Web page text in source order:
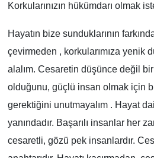
Korkularınızın hükümdarı olmak
Hayatın bize sunduklarının
çevirmeden , korkularımıza yenik
alalım. Cesaretin düşünce değil
olduğunu, güçlü insan olmak için
gerektiğini unutmayalım . Hayat
yanındadır. Başarılı insanlar her
cesaretli, gözü pek insanlardır.